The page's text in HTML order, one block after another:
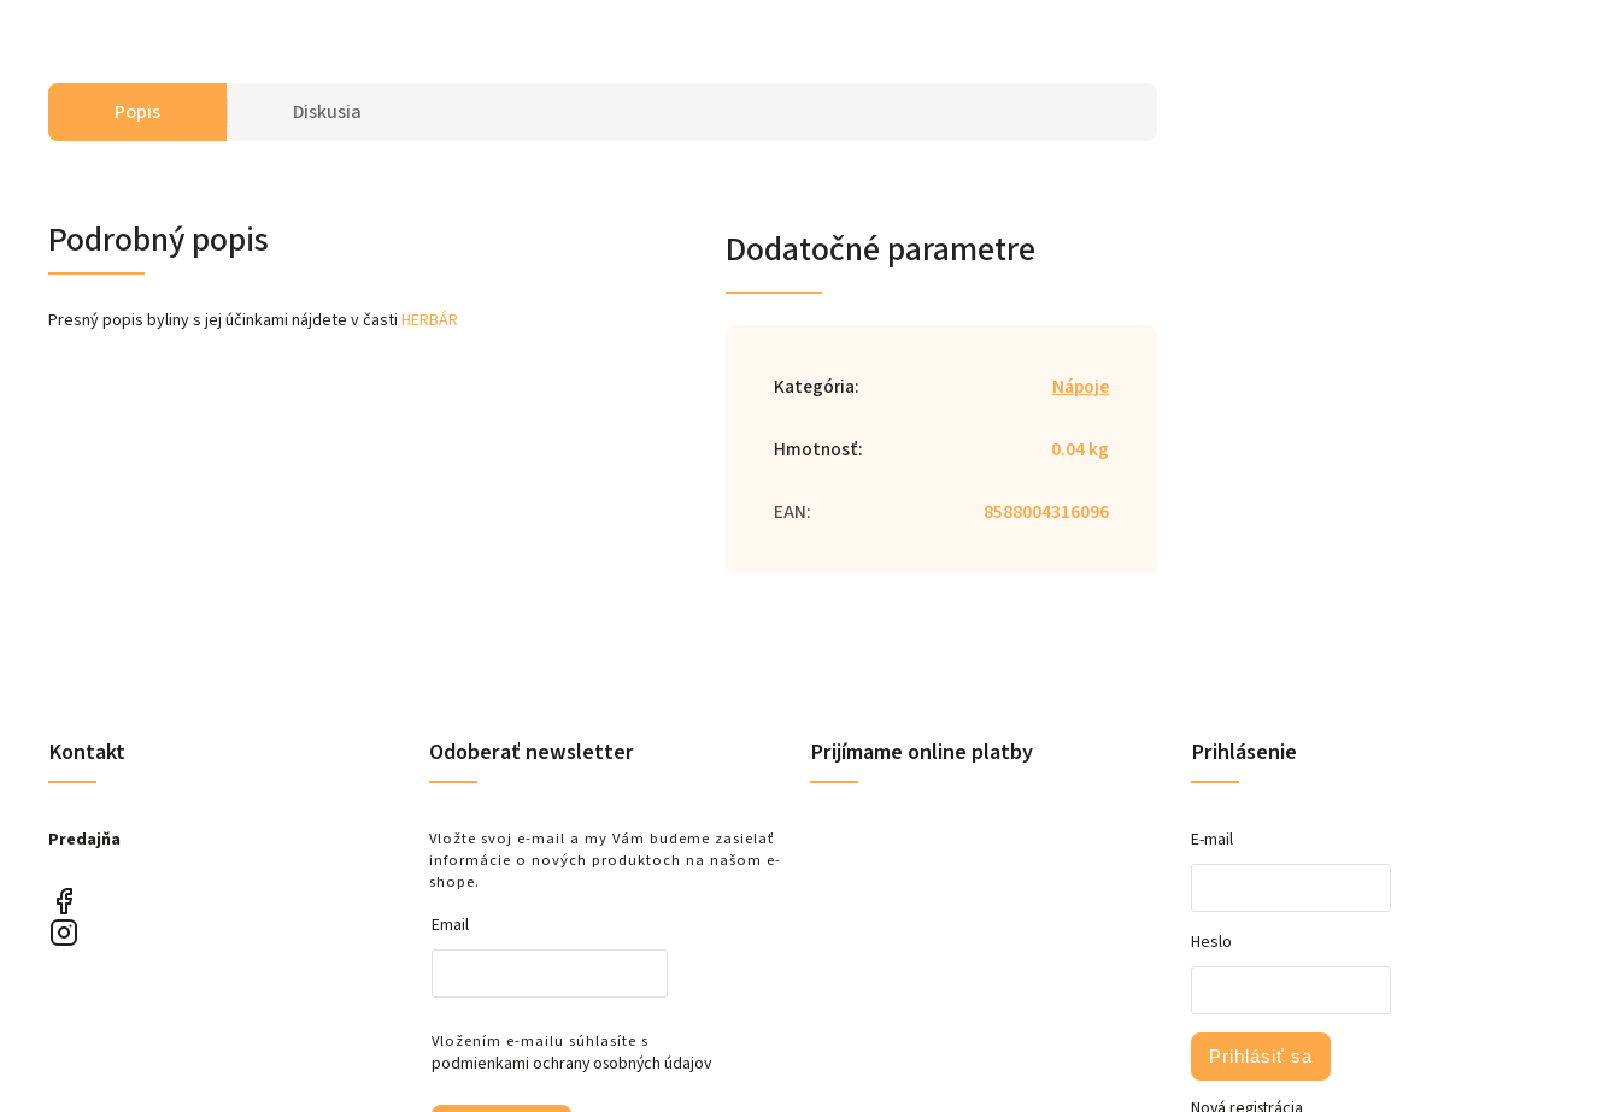
Popis Diskusia
Podrobný popis
Presný popis byliny s jej účinkami nájdete v časti HERBÁR
Dodatočné parametre
Kategória: Nápoje
Hmotnosť: 0.04 kg
EAN: 8588004316096
Kontakt
Predajňa
Odoberať newsletter
Vložte svoj e-mail a my Vám budeme zasielať
informácie o nových produktoch na našom e-
shope.
Email
Vložením e-mailu súhlasíte s
podmienkami ochrany osobných údajov
Prijímame online platby Prihlásenie
E-mail
Heslo
Prihlásiť sa